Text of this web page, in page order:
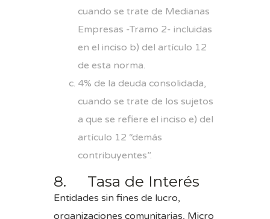
cuando se trate de Medianas
Empresas -Tramo 2- incluidas
en el inciso b) del artículo 12
de esta norma.
4% de la deuda consolidada,
cuando se trate de los sujetos
a que se refiere el inciso e) del
artículo 12 “demás
contribuyentes”.
8. Tasa de Interés
Entidades sin fines de lucro,
organizaciones comunitarias, Micro